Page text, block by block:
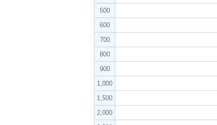
500
600
700
800
900
1,000
1,500
2,000